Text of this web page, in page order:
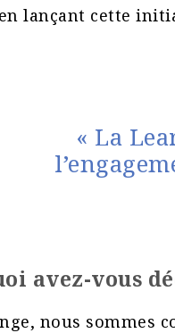
lançant cette
« La
avez-vous
nous sommes